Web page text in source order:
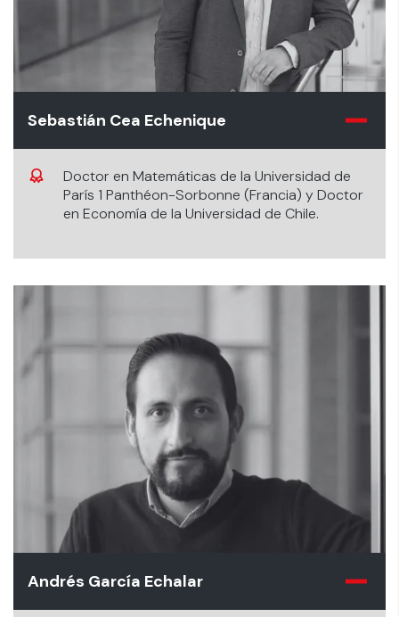
Sebastián Cea Echenique
Doctor en Matemáticas de la Universidad de
París 1 Panthéon-Sorbonne (Francia) y Doctor
en Economía de la Universidad de Chile.
Andrés García Echalar